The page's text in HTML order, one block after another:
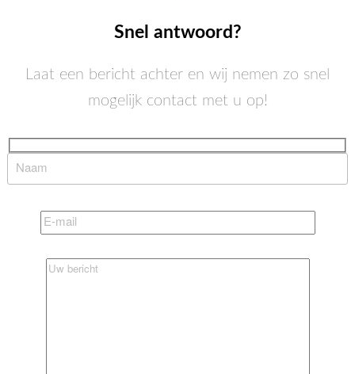
Snel antwoord?
Laat een bericht achter en wij nemen zo snel
mogelijk contact met u op!